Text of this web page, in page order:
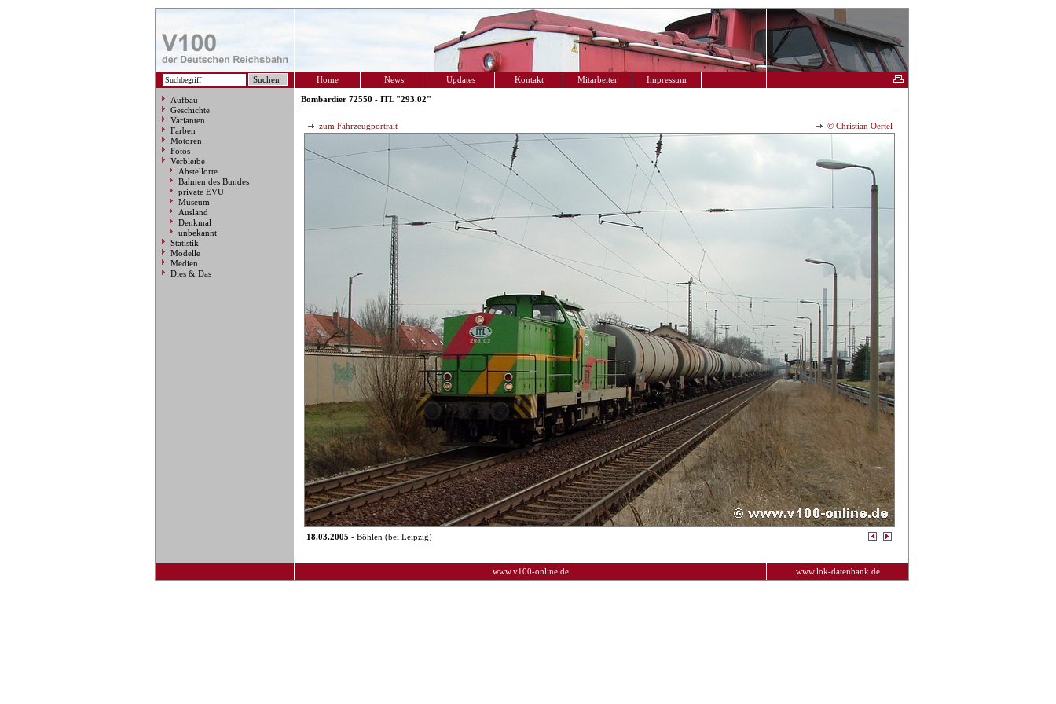
Home News Updates Kontakt Mitarbeiter Impressum
Aufbau
Geschichte
Varianten
Farben
Motoren
Fotos
Verbleibe
Abstellorte
Bahnen des Bundes
private EVU
Museum
Ausland
Denkmal
unbekannt
Statistik
Modelle
Medien
Dies & Das
Bombardier 72550 - ITL "293.02"
zum Fahrzeugportrait © Christian Oertel
18.03.2005 - Böhlen (bei Leipzig)
www.v100-online.de www.lok-datenbank.de